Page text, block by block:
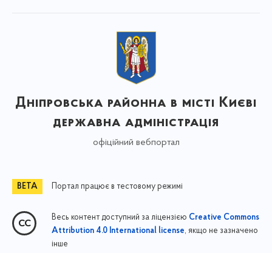
Дніпровська районна в місті Києві
державна адміністрація
офіційний вебпортал
Портал працює в тестовому режимі
Весь контент доступний за ліцензією Creative Commons
Attribution 4.0 International license, якщо не зазначено
інше